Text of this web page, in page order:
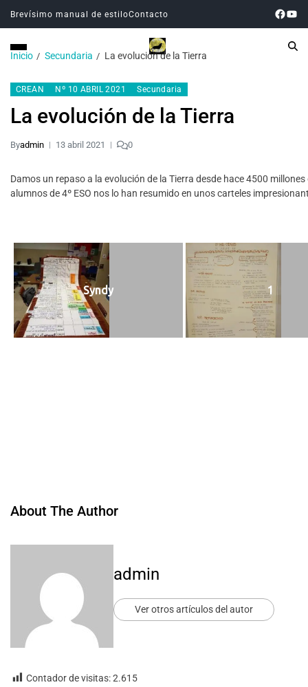
Brevísimo manual de estiloContacto
Inicio Secundaria La evolución de la Tierra
CREAN Nº 10 ABRIL 2021 Secundaria
La evolución de la Tierra
Byadmin 13 abril 2021 0
Damos un repaso a la evolución de la Tierra desde hace 4500
alumnos de 4º ESO nos lo han resumido en unos carteles
Syndy 1
About The Author
admin
Ver otros artículos del autor
Contador de visitas:2.615